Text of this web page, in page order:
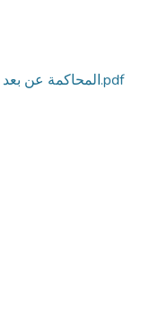
المحاكمة عن بعد كآلية لعصرنة قطاع العدالة في الجزائر.pdf